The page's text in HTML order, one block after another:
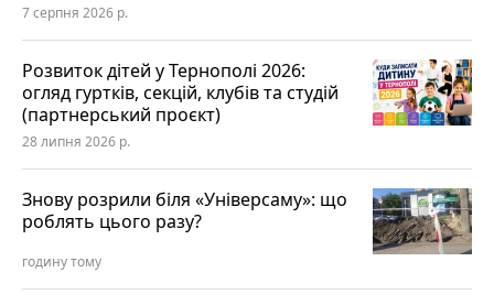
7 серпня 2026 р.
Розвиток дітей у Тернополі 2026:
огляд гуртків, секцій, клубів та студій
(партнерський проєкт)
28 липня 2026 р.
Знову розрили біля «Універсаму»: що
роблять цього разу?
годину тому